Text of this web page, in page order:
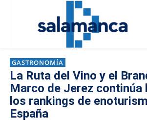
GASTRONOMÍA
La Ruta del Vino y el
Marco de Jerez continúa
los rankings de
España